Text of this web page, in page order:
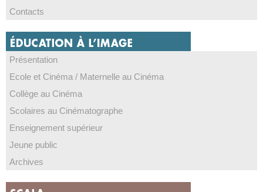
Contacts
Présentation
Ecole et Cinéma / Maternelle au Cinéma
Collège au Cinéma
Scolaires au Cinématographe
Enseignement supérieur
Jeune public
Archives